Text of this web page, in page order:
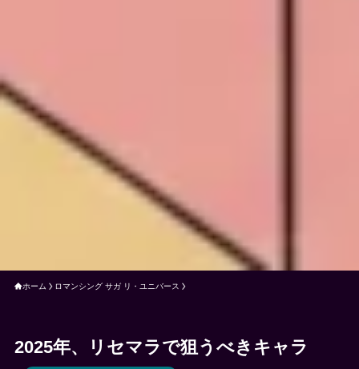
ホーム ロマンシング サガ リ・ユニバース
2025年、リセマラで狙うべきキャラ